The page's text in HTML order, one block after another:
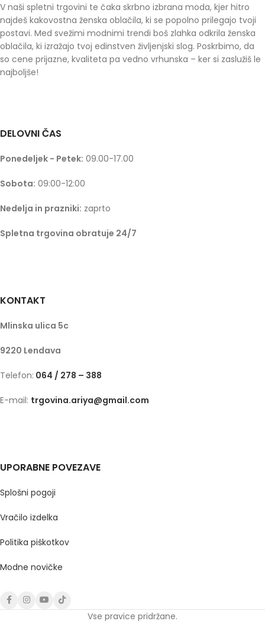
V naši spletni trgovini te čaka skrbno izbrana moda, kjer hitro
najdeš kakovostna ženska oblačila, ki se popolno prilegajo tvoji
postavi. Med svežimi modnimi trendi boš zlahka odkrila ženska
oblačila, ki izražajo tvoj edinstven življenjski slog. Poskrbimo, da
so cene prijazne, kvaliteta pa vedno vrhunska – ker si zaslužiš le
najboljše!
DELOVNI ČAS
Ponedeljek - Petek: 09.00-17.00
Sobota: 09:00-12:00
Nedelja in prazniki: zaprto
Spletna trgovina obratuje 24/7
KONTAKT
Mlinska ulica 5c
9220 Lendava
Telefon: 064 / 278 – 388
E-mail: trgovina.ariya@gmail.com
UPORABNE POVEZAVE
Splošni pogoji
Vračilo izdelka
Politika piškotkov
Modne novičke
Vse pravice pridržane.